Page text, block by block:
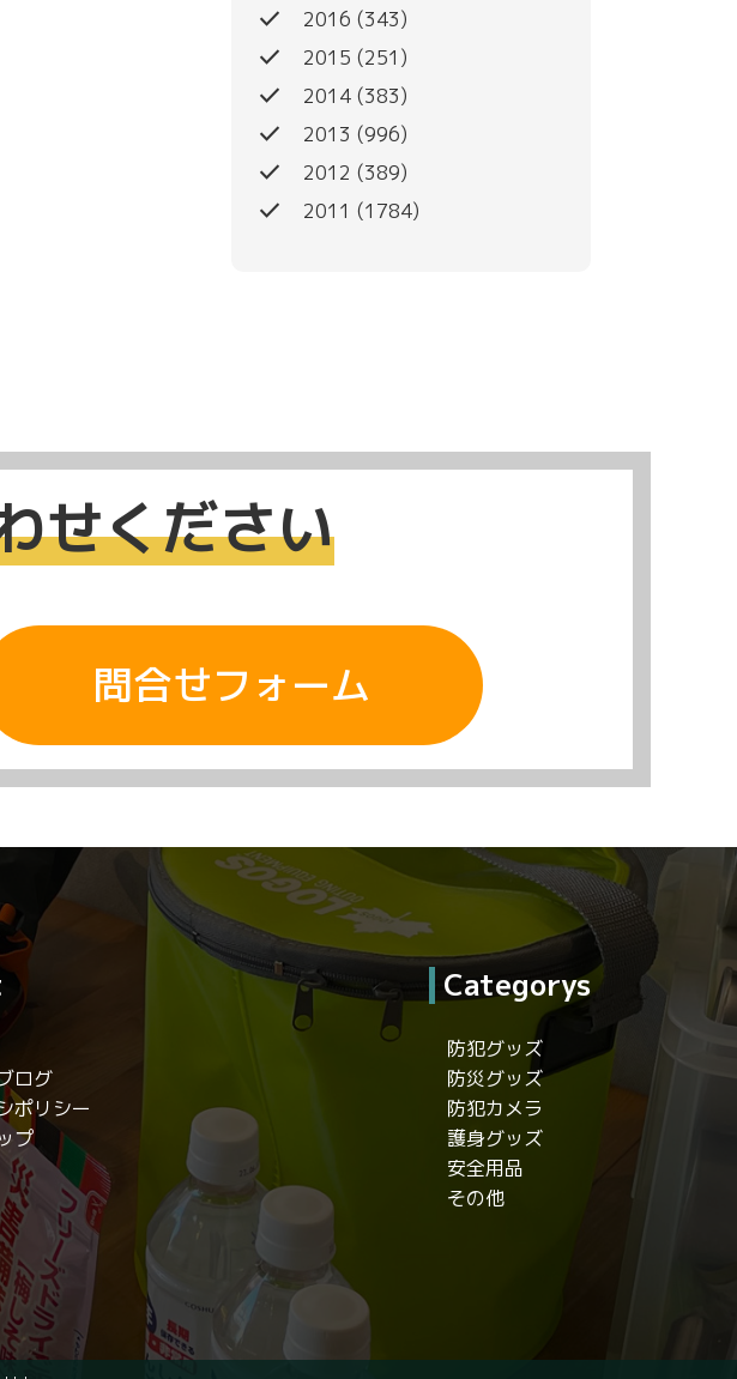
done 2016 (343)
done 2015 (251)
done 2014 (383)
done 2013 (996)
done 2012 (389)
done 2011 (1784)
せください
問合せフォーム
ログ
ポリシー
プ
Categorys
防犯グッズ
防災グッズ
防犯カメラ
護身グッズ
安全用品
その他